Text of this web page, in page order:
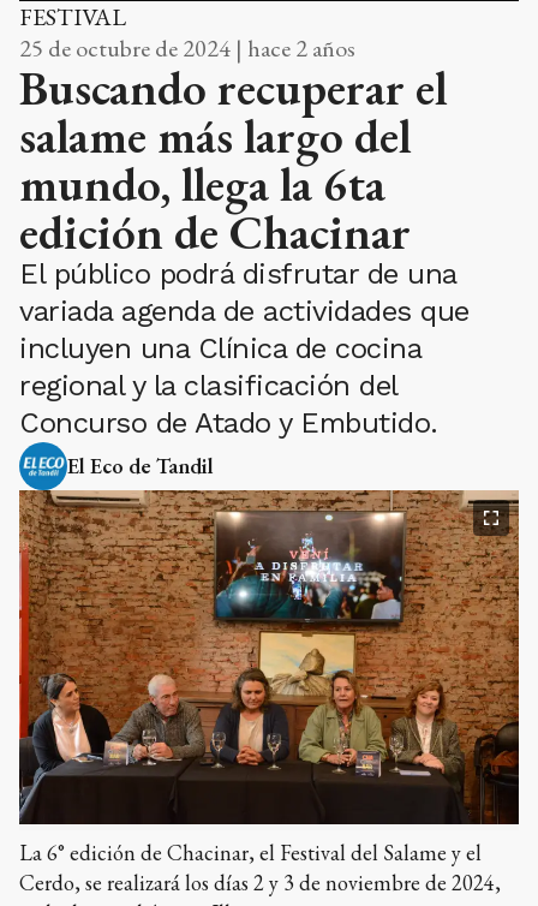
FESTIVAL
25 de octubre de 2024 | hace 2 años
Buscando recuperar el
salame más largo del
mundo, llega la 6ta
edición de Chacinar
El público podrá disfrutar de una
variada agenda de actividades que
incluyen una Clínica de cocina
regional y la clasificación del
Concurso de Atado y Embutido.
El Eco de Tandil
La 6° edición de Chacinar, el Festival del Salame y el
Cerdo, se realizará los días 2 y 3 de noviembre de 2024,